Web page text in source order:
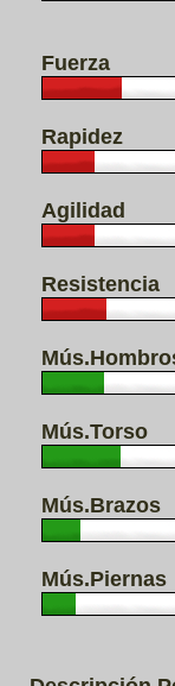
Fuerza
Rapidez
Agilidad
Resistencia
Mús.Torso
Mús.Brazos
Mús.Piernas